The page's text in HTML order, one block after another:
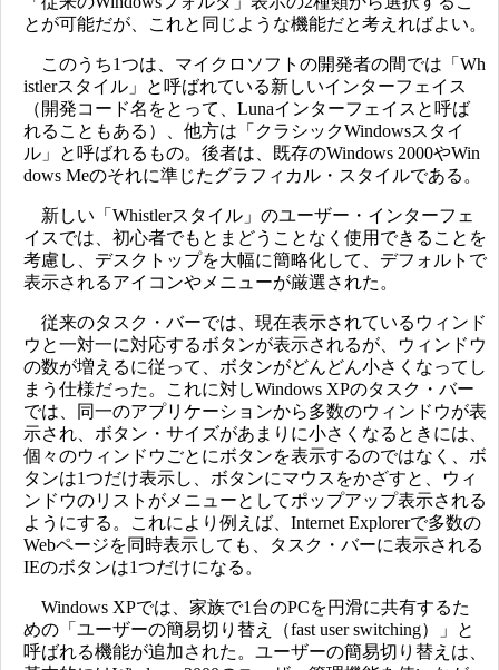
とが可能だが、これと同じような機能だと考えればよい。
このうち1つは、マイクロソフトの開発者の間では「Wh
istlerスタイル」と呼ばれている新しいインターフェイス
（開発コード名をとって、Lunaインターフェイスと呼ば
れることもある）、他方は「クラシックWindowsスタイ
ル」と呼ばれるもの。後者は、既存のWindows 2000やWin
dows Meのそれに準じたグラフィカル・スタイルである。
新しい「Whistlerスタイル」のユーザー・インターフェ
イスでは、初心者でもとまどうことなく使用できることを
考慮し、デスクトップを大幅に簡略化して、デフォルトで
表示されるアイコンやメニューが厳選された。
従来のタスク・バーでは、現在表示されているウィンド
ウと一対一に対応するボタンが表示されるが、ウィンドウ
の数が増えるに従って、ボタンがどんどん小さくなってし
まう仕様だった。これに対しWindows XPのタスク・バー
では、同一のアプリケーションから多数のウィンドウが表
示され、ボタン・サイズがあまりに小さくなるときには、
個々のウィンドウごとにボタンを表示するのではなく、ボ
タンは1つだけ表示し、ボタンにマウスをかざすと、ウィ
ンドウのリストがメニューとしてポップアップ表示される
ようにする。これにより例えば、Internet Explorerで多数の
Webページを同時表示しても、タスク・バーに表示される
IEのボタンは1つだけになる。
Windows XPでは、家族で1台のPCを円滑に共有するた
めの「ユーザーの簡易切り替え（fast user switching）」と
呼ばれる機能が追加された。ユーザーの簡易切り替えは、